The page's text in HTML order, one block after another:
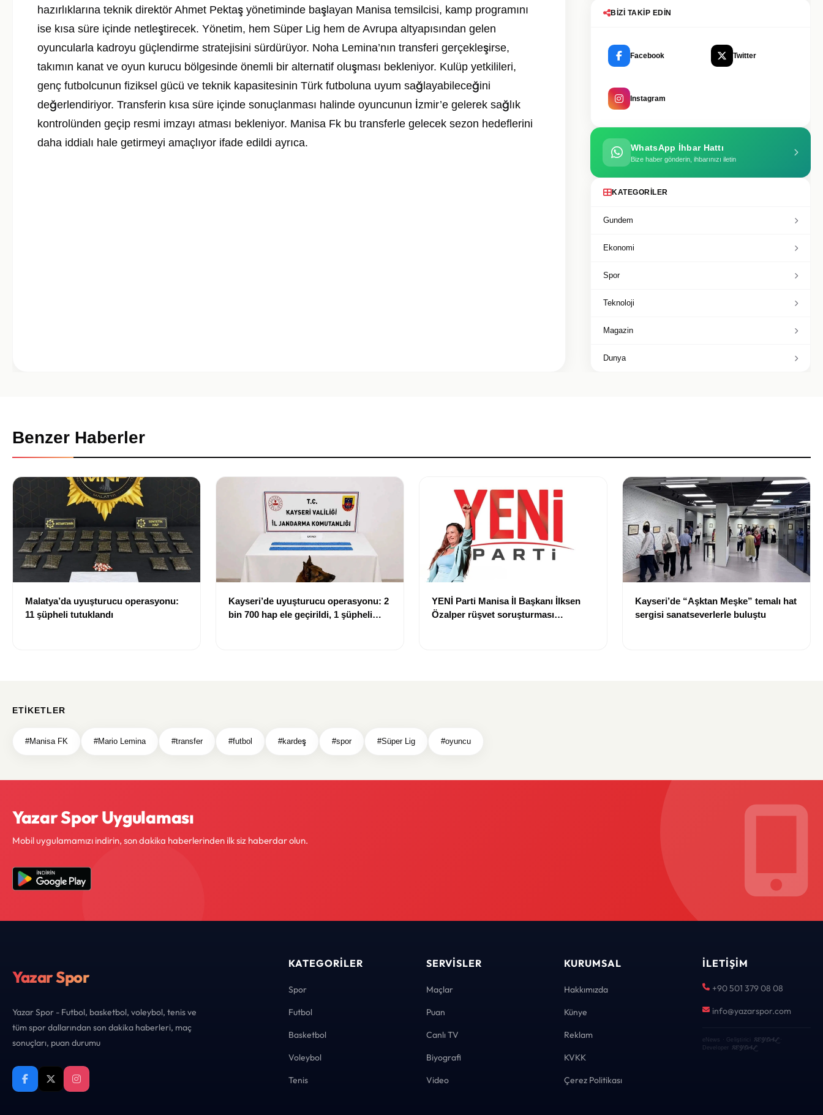
hazırlıklarına teknik direktör Ahmet Pektaş yönetiminde başlayan Manisa temsilcisi, kamp programını
ise kısa süre içinde netleştirecek. Yönetim, hem Süper Lig hem de Avrupa altyapısından gelen
oyuncularla kadroyu güçlendirme stratejisini sürdürüyor. Noha Lemina’nın transferi gerçekleşirse,
takımın kanat ve oyun kurucu bölgesinde önemli bir alternatif oluşması bekleniyor. Kulüp yetkilileri,
genç futbolcunun fiziksel gücü ve teknik kapasitesinin Türk futboluna uyum sağlayabileceğini
değerlendiriyor. Transferin kısa süre içinde sonuçlanması halinde oyuncunun İzmir’e gelerek sağlık
kontrolünden geçip resmi imzayı atması bekleniyor. Manisa Fk bu transferle gelecek sezon hedeflerini
daha iddialı hale getirmeyi amaçlıyor ifade edildi ayrıca.
BIZI TAKIP EDIN
Facebook Twitter
Instagram
WhatsApp İhbar Hattı
Bize haber gönderin, ihbarınızı iletin
KATEGORILER
Gundem
Ekonomi
Spor
Teknoloji
Magazin
Dunya
Benzer Haberler
Malatya’da uyuşturucu operasyonu:
11 şüpheli tutuklandı
Kayseri’de uyuşturucu operasyonu: 2
bin 700 hap ele geçirildi, 1 şüpheli
YENİ Parti Manisa İl Başkanı İlksen
Özalper rüşvet soruşturması
Kayseri’de “Aşktan Meşke” temalı hat
sergisi sanatseverlerle buluştu
ETIKETLER
#Manisa FK #Mario Lemina #transfer #futbol #kardeş #spor #Süper Lig #oyuncu
Yazar Spor Uygulaması
Mobil uygulamamızı indirin, son dakika haberlerinden ilk siz haberdar olun.
Yazar Spor
Yazar Spor - Futbol, basketbol, voleybol, tenis ve
tüm spor dallarından son dakika haberleri, maç
sonuçları, puan durumu
KATEGORILER
Spor
Futbol
Basketbol
Voleybol
Tenis
SERVISLER
Maçlar
Puan
Canlı TV
Biyografi
Video
KURUMSAL
Hakkımızda
Künye
Reklam
KVKK
Çerez Politikası
İLETIŞIM
+90 501 379 08 08
info@yazarspor.com
eNews · Geliştirici KEYDAL·
Developer KEYDAL